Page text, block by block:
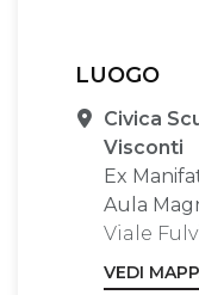
LUOGO
Sede
Civica
Visconti
Ex
Aula
Viale
VEDI